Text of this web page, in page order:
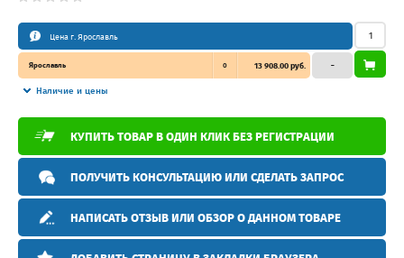
Цена г. Ярославль
Ярославль 0 13 908.00 руб.
Наличие и цены
–
КУПИТЬ ТОВАР В ОДИН КЛИК БЕЗ РЕГИСТРАЦИИ
ПОЛУЧИТЬ КОНСУЛЬТАЦИЮ ИЛИ СДЕЛАТЬ ЗАПРОС
НАПИСАТЬ ОТЗЫВ ИЛИ ОБЗОР О ДАННОМ ТОВАРЕ